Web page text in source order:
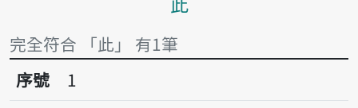
完全符合 「此」 有1筆
序號1此
序號
1